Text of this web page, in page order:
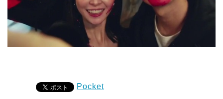
Pocket